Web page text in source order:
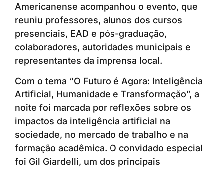
Americanense acompanhou o evento, que
reuniu professores, alunos dos cursos
presenciais, EAD e pós-graduação,
colaboradores, autoridades municipais e
representantes da imprensa local.
Com o tema “O Futuro é Agora: Inteligência
Artificial, Humanidade e Transformação”, a
noite foi marcada por reflexões sobre os
impactos da inteligência artificial na
sociedade, no mercado de trabalho e na
formação acadêmica. O convidado especial
foi Gil Giardelli, um dos principais